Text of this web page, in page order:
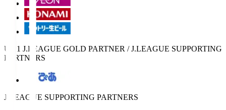
U-21 J.LEAGUE GOLD PARTNER / J.LEAGUE SUPPORTING
PARTNERS
J.LEAGUE SUPPORTING PARTNERS